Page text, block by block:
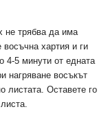
не трябва да има
хартия и ги
4-5 минути от едната
нагряване восъкът
листата. Оставете го